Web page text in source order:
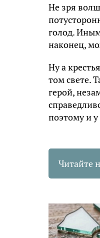
Не зря
голод.
наконец,
Ну а
том свете.
герой,
поэтому и
Читайте